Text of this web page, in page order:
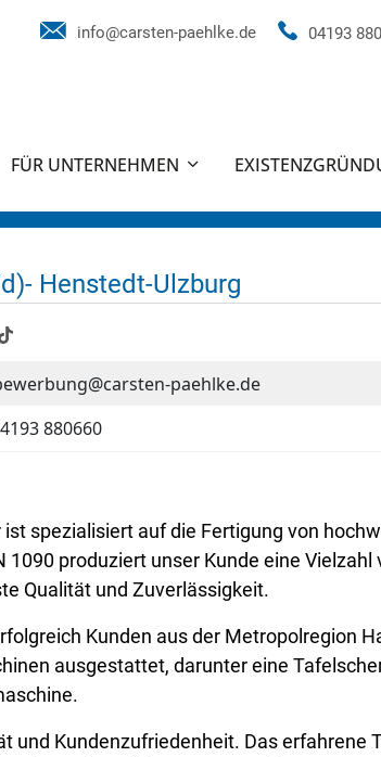
info@carsten-paehlke.de 04193
FÜR UNTERNEHMEN
Henstedt-Ulzburg
paehlke.de
880660
spezialisiert auf die Fertigung von
produziert unser Kunde eine Vielzahl
Qualität und Zuverlässigkeit.
Kunden aus der Metropolregion
ausgestattet, darunter eine
und Kundenzufriedenheit. Das erfahrene